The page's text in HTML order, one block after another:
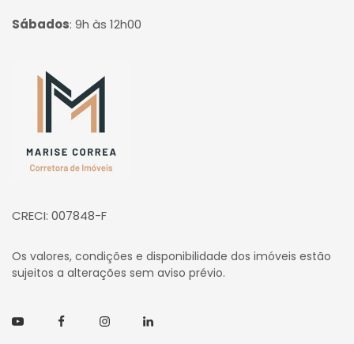
Sábados: 9h às 12h00
Página inicial
CRECI: 007848-F
Os valores, condições e disponibilidade dos imóveis estão
sujeitos a alterações sem aviso prévio.
YoutubeFacebookInstagramLinkedin